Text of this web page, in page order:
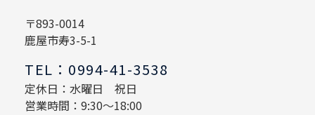
〒893-0014
鹿屋市寿3-5-1
TEL：0994-41-3538
定休日：水曜日 祝日
営業時間：9:30～18:00